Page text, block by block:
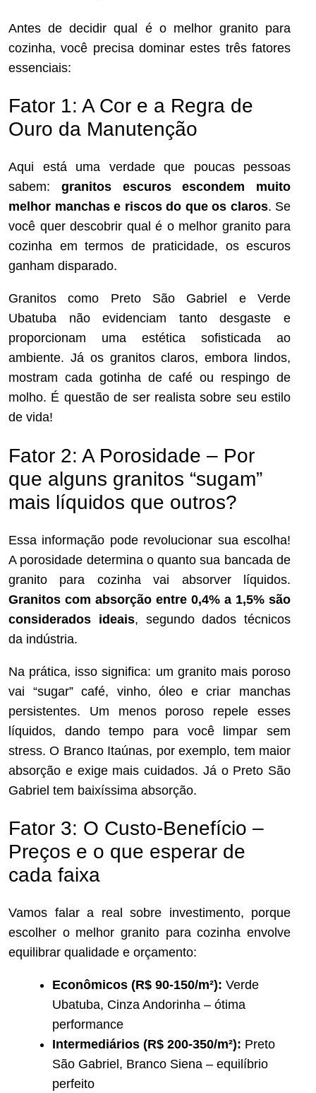
Antes de decidir qual é o melhor granito para
cozinha, você precisa dominar estes três fatores
essenciais:
Fator 1: A Cor e a Regra de
Ouro da Manutenção
Aqui está uma verdade que poucas pessoas
sabem: granitos escuros escondem muito
melhor manchas e riscos do que os claros. Se
você quer descobrir qual é o melhor granito para
cozinha em termos de praticidade, os escuros
ganham disparado.
Granitos como Preto São Gabriel e Verde
Ubatuba não evidenciam tanto desgaste e
proporcionam uma estética sofisticada ao
ambiente. Já os granitos claros, embora lindos,
mostram cada gotinha de café ou respingo de
molho. É questão de ser realista sobre seu estilo
de vida!
Fator 2: A Porosidade – Por
que alguns granitos “sugam”
mais líquidos que outros?
Essa informação pode revolucionar sua escolha!
A porosidade determina o quanto sua bancada de
granito para cozinha vai absorver líquidos.
Granitos com absorção entre 0,4% a 1,5% são
considerados ideais, segundo dados técnicos
da indústria.
Na prática, isso significa: um granito mais poroso
vai “sugar” café, vinho, óleo e criar manchas
persistentes. Um menos poroso repele esses
líquidos, dando tempo para você limpar sem
stress. O Branco Itaúnas, por exemplo, tem maior
absorção e exige mais cuidados. Já o Preto São
Gabriel tem baixíssima absorção.
Fator 3: O Custo-Benefício –
Preços e o que esperar de
cada faixa
Vamos falar a real sobre investimento, porque
escolher o melhor granito para cozinha envolve
equilibrar qualidade e orçamento:
Econômicos (R$ 90-150/m²): Verde
Ubatuba, Cinza Andorinha – ótima
performance
Intermediários (R$ 200-350/m²): Preto
São Gabriel, Branco Siena – equilíbrio
perfeito